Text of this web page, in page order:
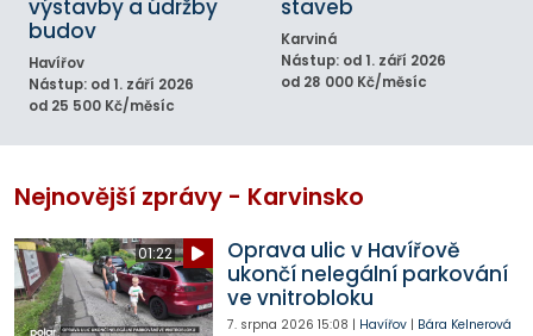
výstavby a údržby
budov
Havířov
Nástup: od 1. září 2026
od 25 500 Kč/měsíc
staveb
Karviná
Nástup: od 1. září 2026
od 28 000 Kč/měsíc
Nejnovější zprávy - Karvinsko
01:22
Oprava ulic v Havířově
ukončí nelegální parkování
ve vnitrobloku
7. srpna 2026 15:08 | Havířov| Bára Kelnerová